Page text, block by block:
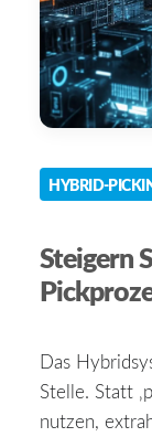
HYBRID-
Steigern
Das
Stelle. Statt
nutzen,